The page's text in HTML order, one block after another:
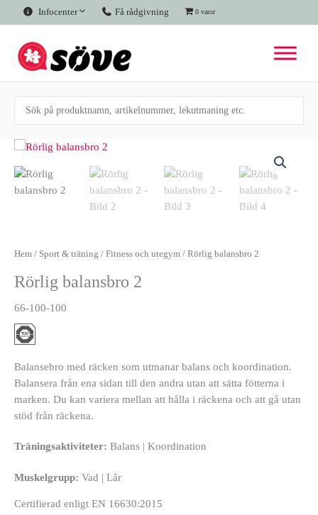
Hoppa
till
innehåll
Infocenter Få rådgivning 0 varor
Hem / Sport & träning / Fitness och utegym / Rörlig balansbro 2
Rörlig balansbro 2
66-100-100
Balansebro med räcken som utmanar balans och koordination.
Balansera från ena sidan till den andra utan att sätta fötterna i
marken. Du kan variera mellan att hålla i räckena och att gå utan
stöd från räckena.
Träningsaktiviteter: Balans | Koordination
Muskelgrupp: Vad | Lår
Certifierad enligt EN 16630:2015
Rörlig
2
mängd